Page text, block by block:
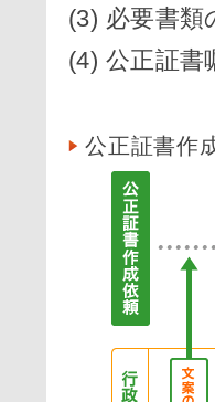
(3) 必要書類
(4) 公正証書
公正証書作